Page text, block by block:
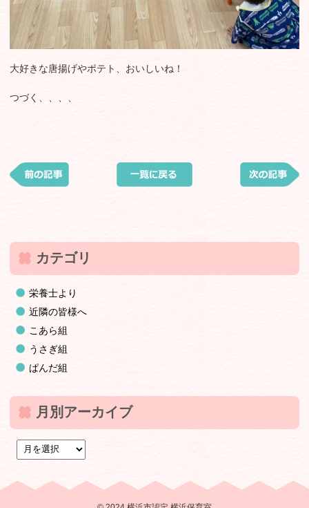
大好きな唐揚げやポテト、おいしいね！
つづく、、、、
カテゴリ
栄養士より
近隣の皆様へ
こあら組
うさぎ組
ぱんだ組
月別アーカイブ